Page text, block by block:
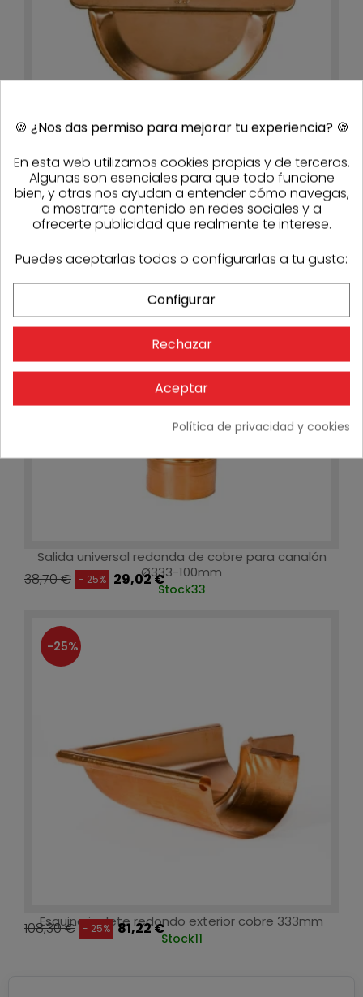
Tapa redonda de pegar de cobre para canalón
Ø333
14,47 € - 25% 10,85 €
Stock 54
-25%
Salida universal redonda de cobre para canalón
Ø333-100mm
38,70 € - 25% 29,02 €
Stock33
-25%
Esquina inglete redondo exterior cobre 333mm
108,30 € - 25% 81,22 €
Stock11
🍪 ¿Nos das permiso para mejorar tu experiencia? 🍪
En esta web utilizamos cookies propias y de terceros.
Algunas son esenciales para que todo funcione
bien, y otras nos ayudan a entender cómo navegas,
a mostrarte contenido en redes sociales y a
ofrecerte publicidad que realmente te interese.
Puedes aceptarlas todas o configurarlas a tu gusto:
Configurar
Rechazar
Aceptar
Política de privacidad y cookies